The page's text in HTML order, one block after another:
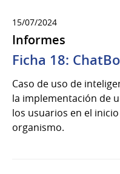
15/07/2024
Informes
Ficha 18:
Caso de uso de
la implementación de
los usuarios en el
organismo.